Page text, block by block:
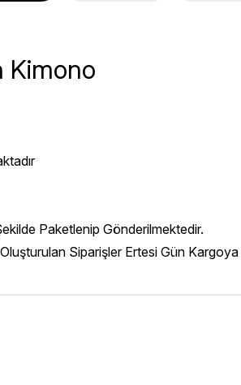
Kimono
Paketlenip Gönderilmektedir.
Siparişler Ertesi Gün Kargoya